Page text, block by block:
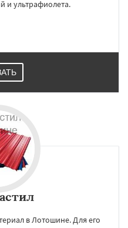
и ультрафиолета.
в Лотошине. Для его